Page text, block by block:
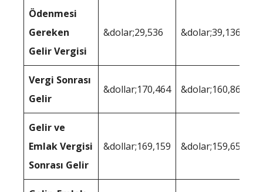
Ödenmesi
Gereken
Gelir Vergisi
&dolar;29,536 &dolar;39,136
Vergi Sonrası
Gelir
&dollar;170,464 &dolar;160,864
Gelir ve
Emlak Vergisi
Sonrası Gelir
&dollar;169,159 &dolar;159,658